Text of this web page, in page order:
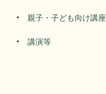
親子・子ども向け講座
講演等